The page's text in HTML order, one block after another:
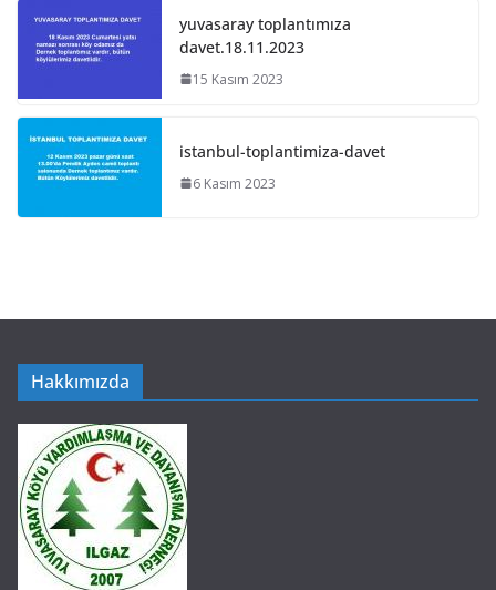
yuvasaray toplantımıza
davet.18.11.2023
15 Kasım 2023
istanbul-toplantimiza-davet
6 Kasım 2023
Hakkımızda